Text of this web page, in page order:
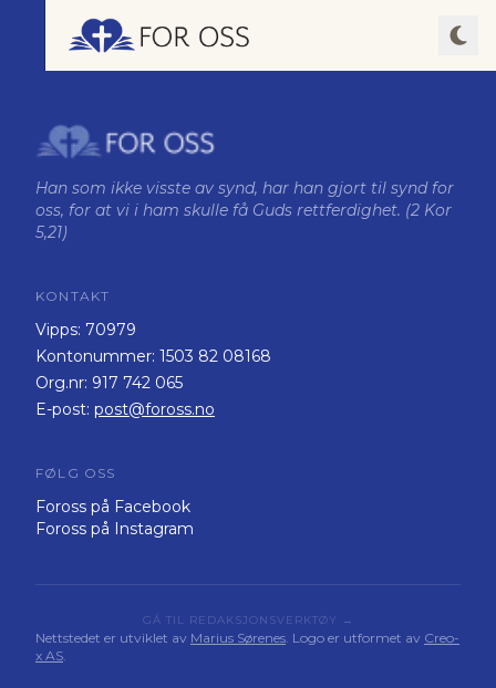
Han som ikke visste av synd, har han gjort til synd for
oss, for at vi i ham skulle få Guds rettferdighet. (2 Kor
5,21)
KONTAKT
Vipps: 70979
Kontonummer: 1503 82 08168
Org.nr: 917 742 065
E-post: post@foross.no
FØLG OSS
Foross på Facebook
Foross på Instagram
GÅ TIL REDAKSJONSVERKTØY →
Nettstedet er utviklet av Marius Sørenes. Logo er utformet av Creo-
x AS.